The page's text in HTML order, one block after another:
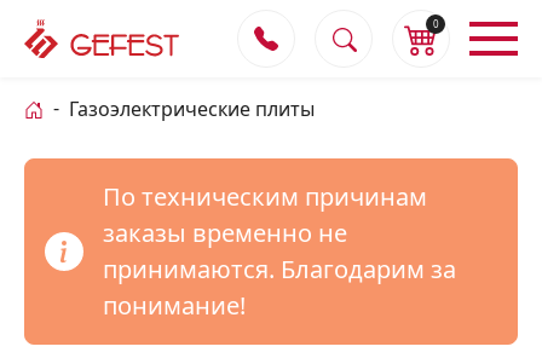
0
Газоэлектрические плиты
По техническим причинам
заказы временно не
принимаются. Благодарим за
понимание!